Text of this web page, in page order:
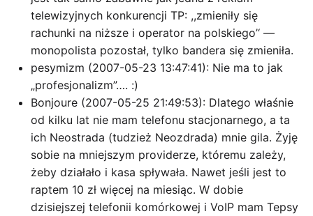
telewizyjnych konkurencji TP: ,,zmieniły się
rachunki na niższe i operator na polskiego’‘ —
monopolista pozostał, tylko bandera się zmieniła.
pesymizm (2007-05-23 13:47:41): Nie ma to jak
„profesjonalizm”…. :)
Bonjoure (2007-05-25 21:49:53): Dlatego właśnie
od kilku lat nie mam telefonu stacjonarnego, a ta
ich Neostrada (tudzież Neozdrada) mnie gila. Żyję
sobie na mniejszym providerze, któremu zależy,
żeby działało i kasa spływała. Nawet jeśli jest to
raptem 10 zł więcej na miesiąc. W dobie
dzisiejszej telefonii komórkowej i VoIP mam Tepsy